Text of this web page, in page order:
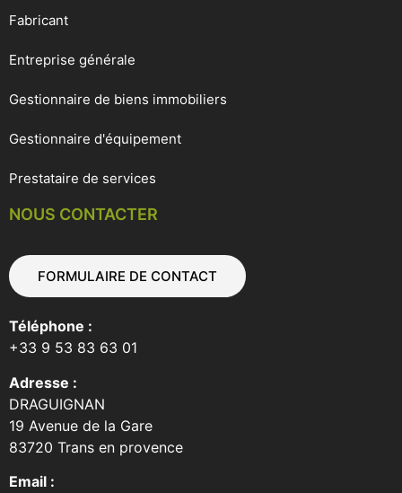
Fabricant
Entreprise générale
Gestionnaire de biens immobiliers
Gestionnaire d'équipement
Prestataire de services
NOUS CONTACTER
FORMULAIRE DE CONTACT
Téléphone :
+33 9 53 83 63 01
Adresse :
DRAGUIGNAN
19 Avenue de la Gare
83720 Trans en provence
Email :